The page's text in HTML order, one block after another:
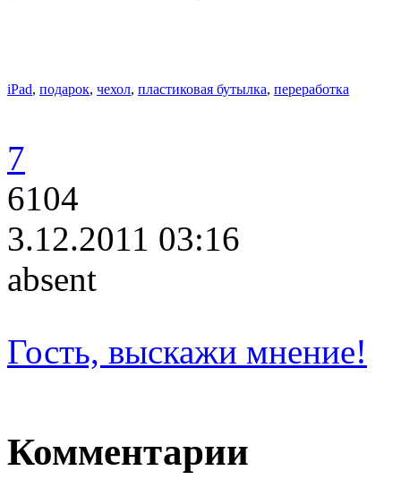
iPad, подарок, чехол, пластиковая бутылка, переработка
7
6104
3.12.2011 03:16
absent
Гость, выскажи мнение!
Комментарии